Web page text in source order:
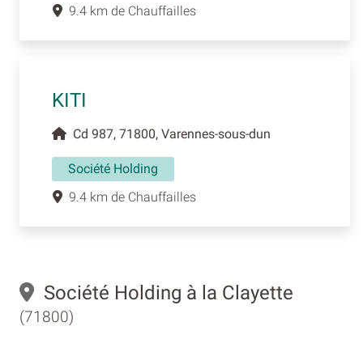
9.4 km de Chauffailles
KITI
Cd 987, 71800, Varennes-sous-dun
Société Holding
9.4 km de Chauffailles
Société Holding à la Clayette
(71800)